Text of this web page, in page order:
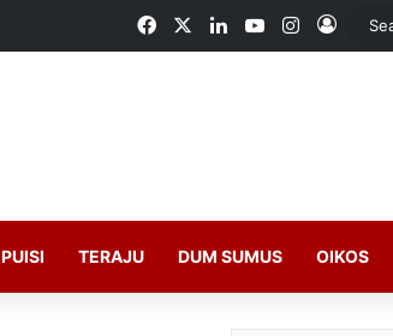
FacebookLinkedInYouTubeInstagram
Log In
PUISI TERAJU DUM SUMUS OIKOS